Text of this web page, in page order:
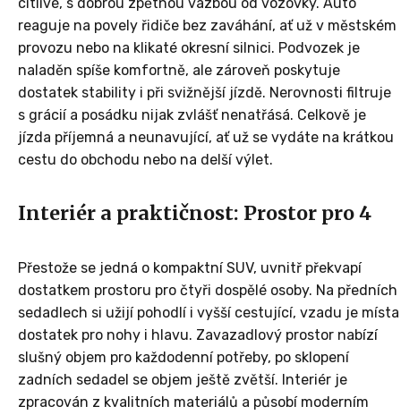
reaguje na povely řidiče bez zaváhání, ať už v městském
provozu nebo na klikaté okresní silnici. Podvozek je
naladěn spíše komfortně, ale zároveň poskytuje
dostatek stability i při svižnější jízdě. Nerovnosti filtruje
s grácií a posádku nijak zvlášť nenatřásá. Celkově je
jízda příjemná a neunavující, ať už se vydáte na krátkou
cestu do obchodu nebo na delší výlet.
Interiér a praktičnost: Prostor pro 4
Přestože se jedná o kompaktní SUV, uvnitř překvapí
dostatkem prostoru pro čtyři dospělé osoby. Na předních
sedadlech si užijí pohodlí i vyšší cestující, vzadu je místa
dostatek pro nohy i hlavu. Zavazadlový prostor nabízí
slušný objem pro každodenní potřeby, po sklopení
zadních sedadel se objem ještě zvětší. Interiér je
zpracován z kvalitních materiálů a působí moderním